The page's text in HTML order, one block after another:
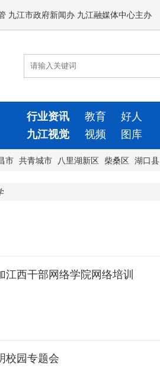
九江市政府新闻办 九江融媒体中心主办
行业资讯 教育 好人
九江视觉 视频 图库
市 共青城市 八里湖新区 柴桑区 湖口县
西干部网络学院网络培训
校园专题会